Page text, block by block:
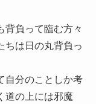
背負って臨む方々
ちは日の丸背負っ
自分のことしか考
道の上には邪魔